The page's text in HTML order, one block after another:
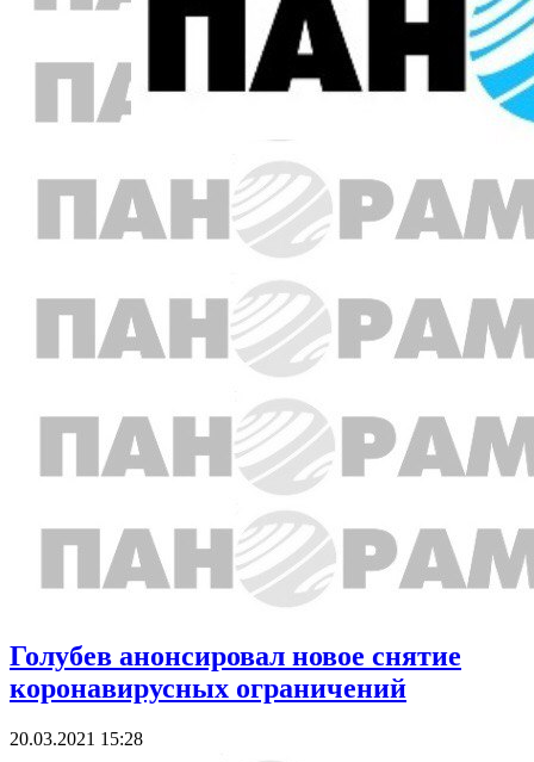
Голубев анонсировал новое снятие
коронавирусных ограничений
20.03.2021 15:28